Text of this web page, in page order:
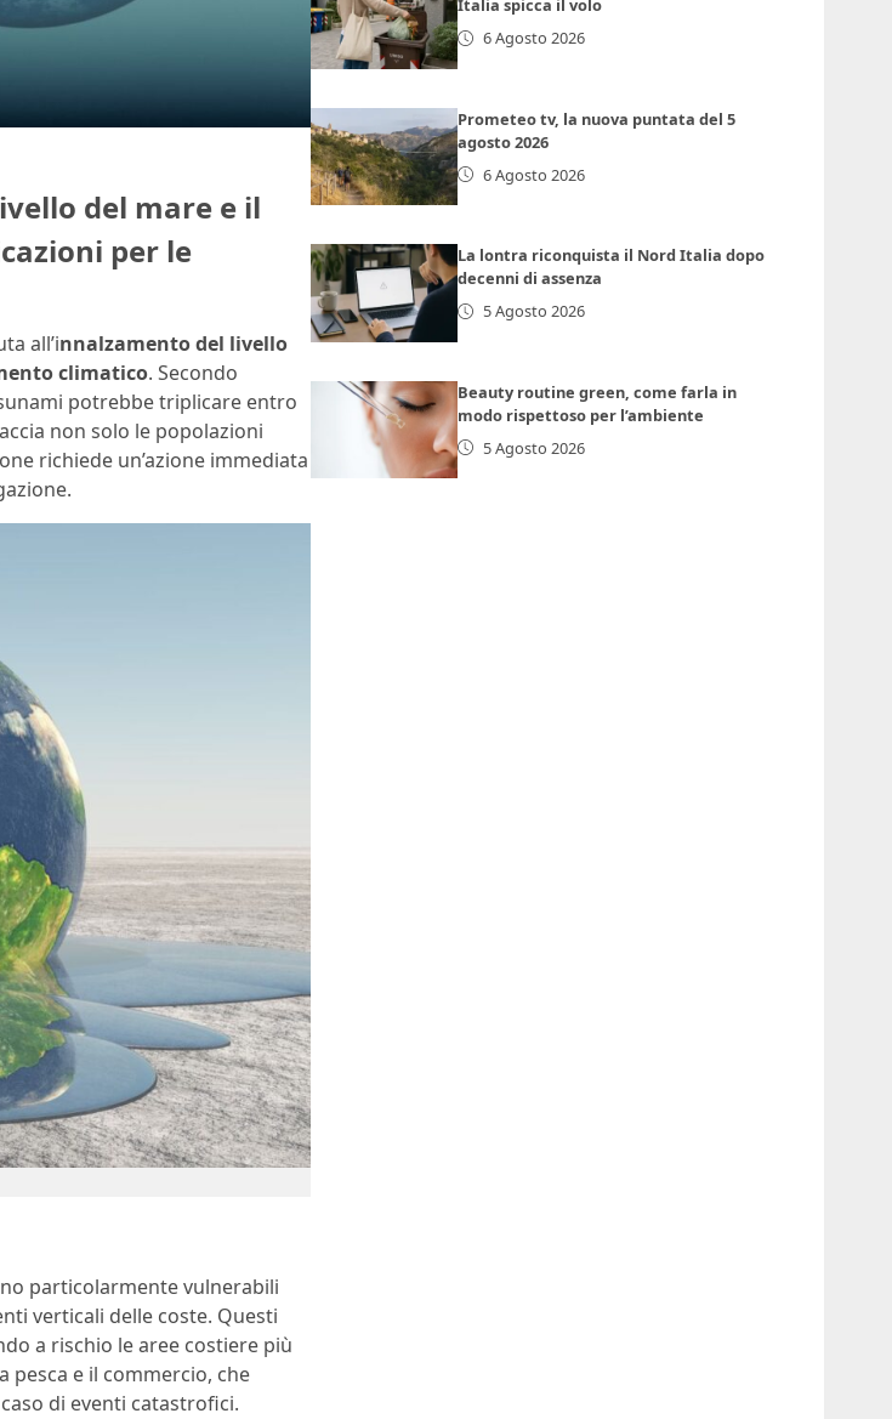
del mare e il
per le
all’innalzamento del livello
climatico. Secondo
potrebbe triplicare entro
non solo le popolazioni
richiede un’azione immediata
particolarmente vulnerabili
verticali delle coste. Questi
a rischio le aree costiere più
pesca e il commercio, che
di eventi catastrofici.
Italia spicca il volo
6 Agosto 2026
Prometeo tv, la nuova puntata del 5
agosto 2026
6 Agosto 2026
La lontra riconquista il Nord Italia dopo
decenni di assenza
5 Agosto 2026
Beauty routine green, come farla in
modo rispettoso per l’ambiente
5 Agosto 2026